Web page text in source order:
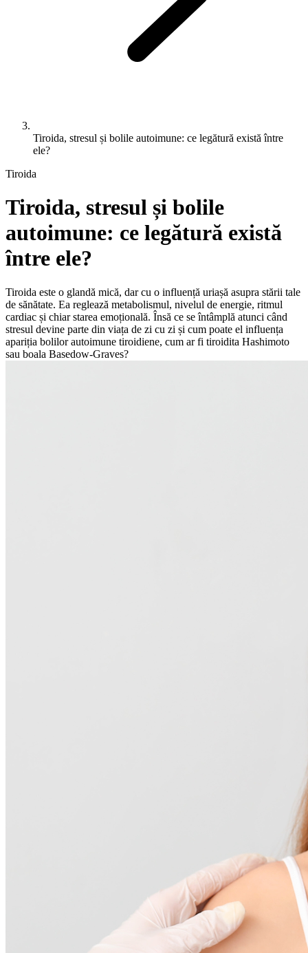
Tiroida, stresul și bolile autoimune: ce legătură există între
ele?
Tiroida
Tiroida, stresul și bolile
autoimune: ce legătură există
între ele?
Tiroida este o glandă mică, dar cu o influență uriașă asupra stării tale
de sănătate. Ea reglează metabolismul, nivelul de energie, ritmul
cardiac și chiar starea emoțională. Însă ce se întâmplă atunci când
stresul devine parte din viața de zi cu zi și cum poate el influența
apariția bolilor autoimune tiroidiene, cum ar fi tiroidita Hashimoto
sau boala Basedow-Graves?